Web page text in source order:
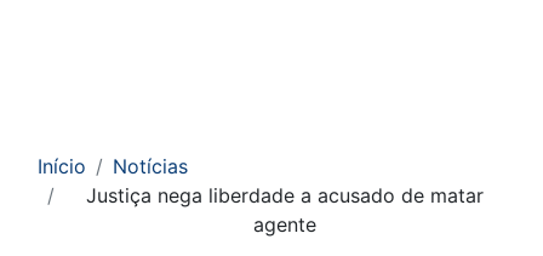
Início
Notícias
Justiça nega liberdade a acusado de matar
agente